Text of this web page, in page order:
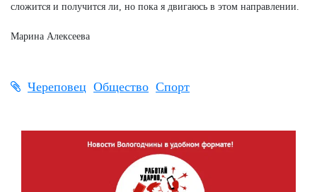
сложится и получится ли, но пока я двигаюсь в этом направлении.
Марина Алексеева
Череповец Общество Спорт